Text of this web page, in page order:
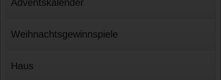
Adventskalender
Weihnachtsgewinnspiele
Haus